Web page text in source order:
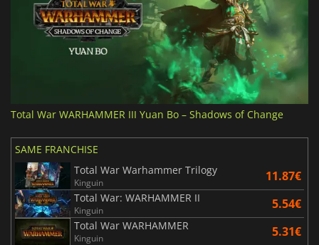
Total War WARHAMMER III Yuan Bo – Shadows of Change
SAME FRANCHISE
Total War Warhammer Trilogy
Kinguin 11.87€
Total War: WARHAMMER II
Kinguin 5.54€
Total War WARHAMMER
Kinguin 5.31€